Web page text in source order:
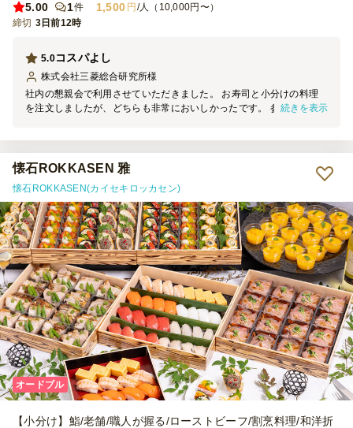
5.00
1件 1,500 円 /人（10,000円〜）
締切 3日前12時
コスパよし
5.0
株式会社三菱総合研究所様
社内の懇親会で利用させていただきました。 お寿司と小分けの料理
を注文しましたが、どちらも非常においしかったです。 参加者から
続きを表示
懐石ROKKASEN 雅
懐石ROKKASEN(カイセキロッカセン)
オードブル
【小分け】鮨/老舗/職人が握る/ローストビーフ/割烹料理/和洋折